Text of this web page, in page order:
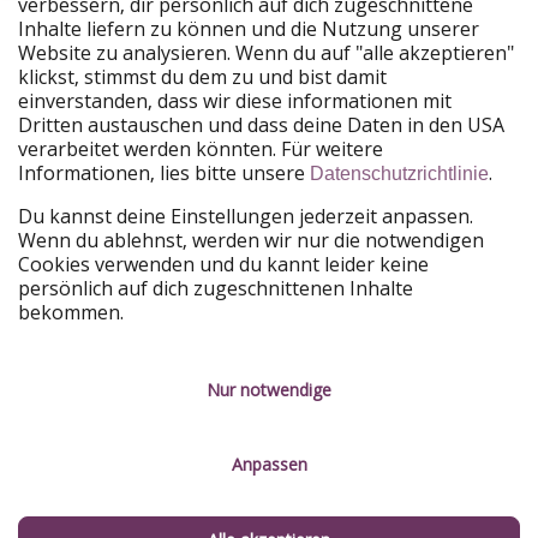
Unsere Märkte
PiratinViaggio
HolidayPirates
VakantiePiraten
WakacyjniPiraci
VoyagesPirates
Ferienpiraten
Urlaubspiraten
ViajerosPiratas
TravelPirates
HolidayPirates Group
Lerne uns kennen
Über uns
Nachhaltigkeit
Rechtliches
Kontakt
Service-Kontrolle
Inhalte liefern zu können und die Nutzung unserer
Website zu analysieren. Wenn du auf "alle akzeptieren"
klickst, stimmst du dem zu und bist damit
einverstanden, dass wir diese informationen mit
Dritten austauschen und dass deine Daten in den USA
verarbeitet werden könnten. Für weitere
Informationen, lies bitte unsere Datenschutzrichtlinie.
Du kannst deine Einstellungen jederzeit anpassen.
Wenn du ablehnst, werden wir nur die notwendigen
Cookies verwenden und du kannt leider keine
persönlich auf dich zugeschnittenen Inhalte
bekommen.
Nur notwendige
Anpassen